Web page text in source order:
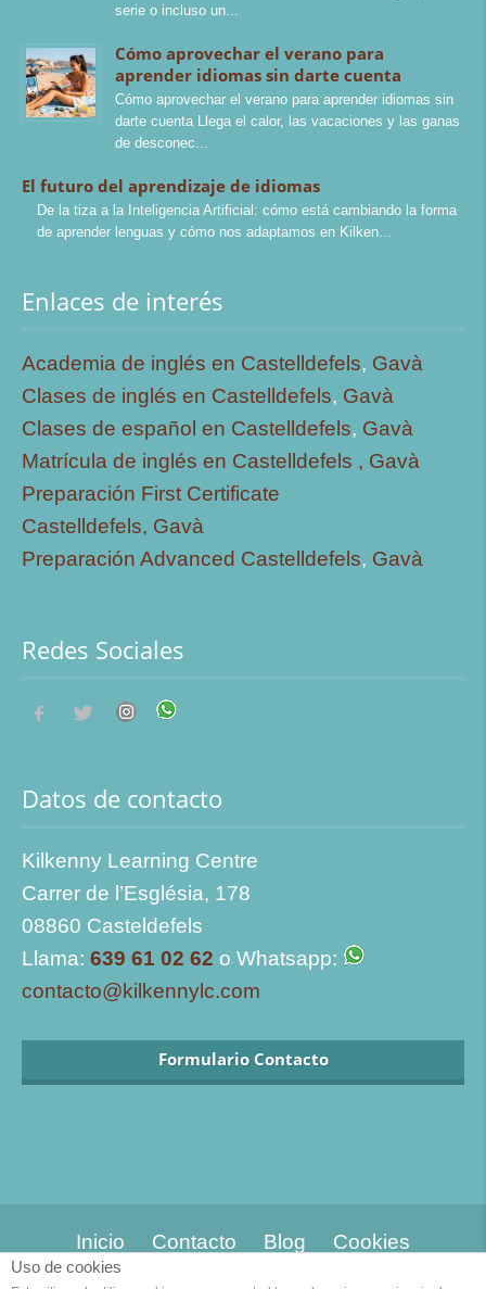
serie o incluso un
Cómo aprovechar el verano para
aprender idiomas sin darte cuenta
Cómo aprovechar el verano para aprender idiomas sin
darte cuenta Llega el calor, las vacaciones y las ganas
de desconec
El futuro del aprendizaje de idiomas
De la tiza a la Inteligencia Artificial: cómo está cambiando la forma
de aprender lenguas y cómo nos adaptamos en Kilken
Enlaces de interés
Academia de inglés en Castelldefels, Gavà
Clases de inglés en Castelldefels, Gavà
Clases de español en Castelldefels, Gavà
Matrícula de inglés en Castelldefels , Gavà
Preparación First Certificate
Castelldefels, Gavà
Preparación Advanced Castelldefels, Gavà
Redes Sociales
Datos de contacto
Kilkenny Learning Centre
Carrer de l’Església, 178
08860 Casteldefels
Llama: 639 61 02 62 o Whatsapp:
contacto@kilkennylc.com
Formulario Contacto
Inicio Contacto Blog Cookies
Uso de cookies